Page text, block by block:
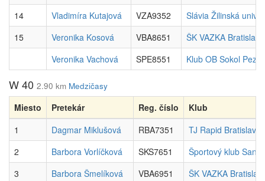
14
Vladimíra Kutajová VZA9352
Slávia Žilinská
15
Veronika Kosová VBA8651
ŠK VAZKA Bratislava
Veronika Vachová
SPE8551 Klub OB Sokol
W 40 2.90 km Medzičasy
Miesto Pretekár Reg. číslo
Klub
1
Dagmar Miklušová RBA7351
TJ Rapid Bratislava
2
Barbora Vorlíčková SKS7651
Športový klub
3
Barbora Šmelíková VBA6951
ŠK VAZKA